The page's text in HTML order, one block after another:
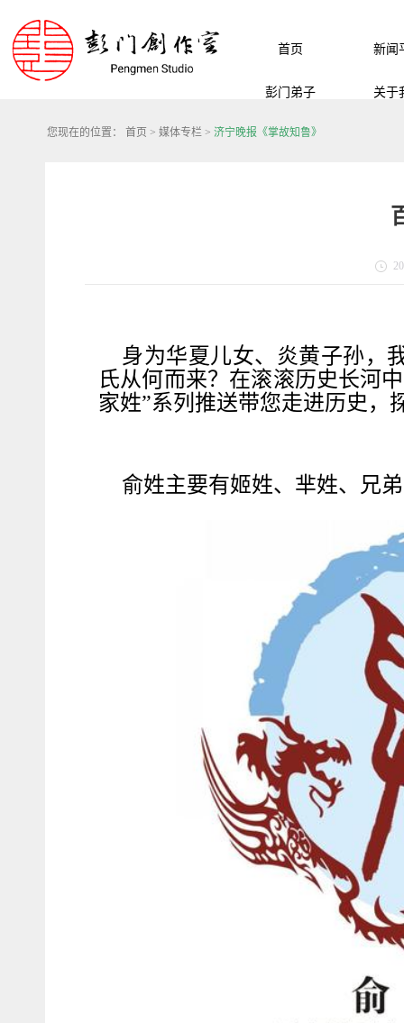
首页 新闻
彭门弟子 关于
您现在的位置： 首页 > 媒体专栏 > 济宁晚报《掌故知鲁》
身为华夏儿女、炎黄子孙，
氏从何而来？在滚滚历史长河
家姓”系列推送带您走进历史，
俞姓主要有姬姓、芈姓、兄